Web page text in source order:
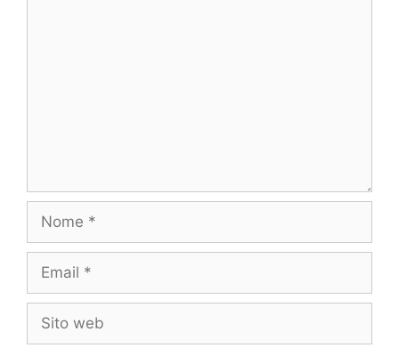
web